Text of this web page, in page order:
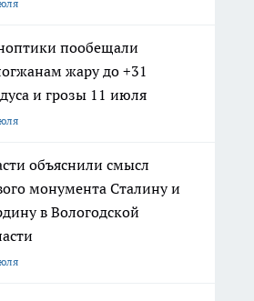
пообещали
жару до +31
и грозы 11 июля
объяснили смысл
монумента Сталину и
в Вологодской